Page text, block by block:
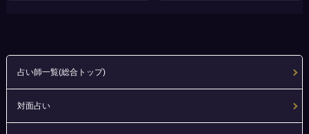
占い師一覧(総合トップ)
対面占い